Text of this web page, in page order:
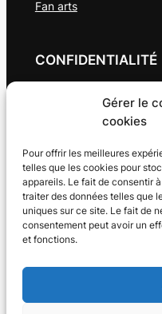
Gérer le
cookies
Pour offrir les meilleures
telles que les cookies pour
appareils. Le fait de consentir
traiter des données telles que
uniques sur ce site. Le fait de
consentement peut avoir un
et fonctions.
Fan arts
CONFIDENTIALITÉ
Politique de
Conditions générales
RÉSEAUX SOCIAUX
Facebook
Instagram
Linkedin